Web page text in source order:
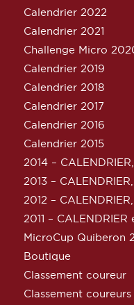
Calendrier 2022
Calendrier 2021
Challenge Micro
Calendrier 2019
Calendrier 2018
Calendrier 2017
Calendrier 2016
Calendrier 2015
2014 –
2013 –
2012 –
2011 – CALENDRIER
MicroCup Quiberon
Boutique
Classement coureur
Classement coureurs